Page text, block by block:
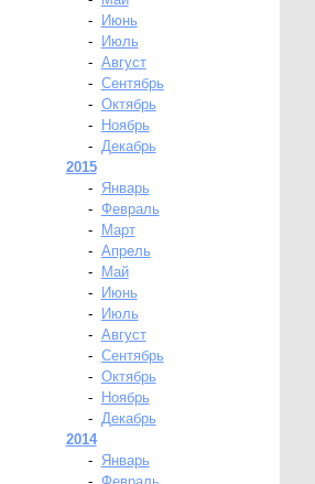
-
Июнь
-
Июль
- Август
- Сентябрь
- Октябрь
-
Ноябрь
- Декабрь
2015
-
Январь
- Февраль
-
Март
- Апрель
-
Май
-
Июнь
-
Июль
- Август
- Сентябрь
- Октябрь
-
Ноябрь
- Декабрь
2014
-
Январь